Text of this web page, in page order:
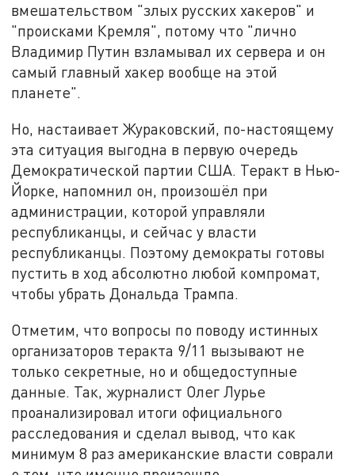
вмешательством "злых русских хакеров" и
"происками Кремля", потому что "лично
Владимир Путин взламывал их сервера и он
самый главный хакер вообще на этой
планете".
Но, настаивает Жураковский, по-настоящему
эта ситуация выгодна в первую очередь
Демократической партии США. Теракт в Нью-
Йорке, напомнил он, произошёл при
администрации, которой управляли
республиканцы, и сейчас у власти
республиканцы. Поэтому демократы готовы
пустить в ход абсолютно любой компромат,
чтобы убрать Дональда Трампа.
Отметим, что вопросы по поводу истинных
организаторов теракта 9/11 вызывают не
только секретные, но и общедоступные
данные. Так, журналист Олег Лурье
проанализировал итоги официального
расследования и сделал вывод, что как
минимум 8 раз американские власти соврали